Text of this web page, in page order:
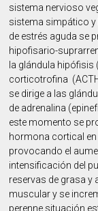
sistema nervioso
sistema simpático y
de estrés aguda se
hipofisario-
la glándula
corticotrofina
se dirige a las
de adrenalina
este momento se
hormona cortical
provocando el
intensificación del
reservas de grasa y
muscular y se
perenne situación